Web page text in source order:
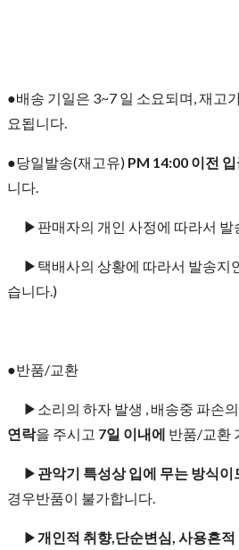
●배송 기일은 3~7 일 소요되며, 재고
요됩니다.
●당일발송(재고유) PM 14:00 이전
니다.
▶판매자의 개인 사정에 따라서 발
▶택배사의 상황에 따라서 발송지
습니다.)
●반품/교환
▶소리의 하자 발생 , 배송중 파손
연락을 주시고 7일 이내에 반품/교환
▶ 관악기 특성상 입에 무는 방식이
경우반품이 불가합니다.
▶개인적 취향,단순변심, 사용흔적